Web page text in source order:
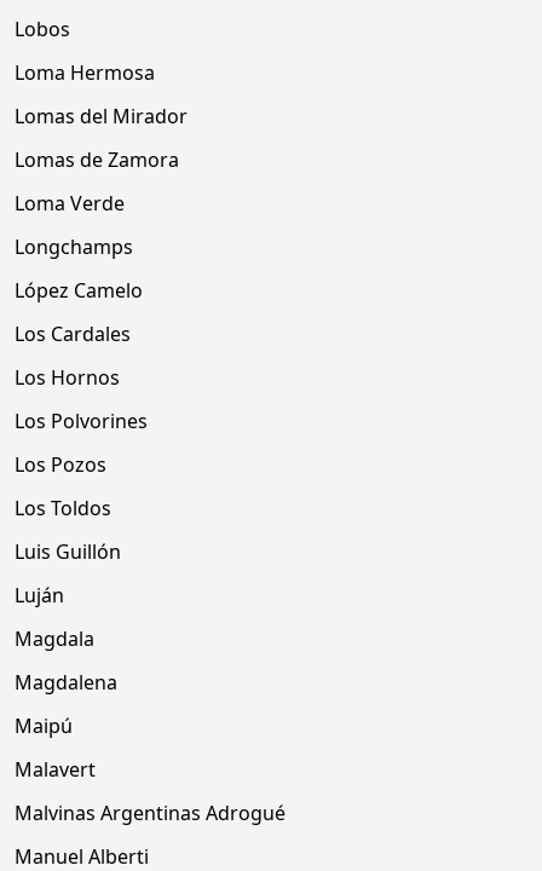
Lobos
Loma Hermosa
Lomas del Mirador
Lomas de Zamora
Loma Verde
Longchamps
López Camelo
Los Cardales
Los Hornos
Los Polvorines
Los Pozos
Los Toldos
Luis Guillón
Luján
Magdala
Magdalena
Maipú
Malavert
Malvinas Argentinas Adrogué
Manuel Alberti